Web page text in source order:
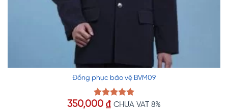
Đồng phục bảo vệ BVM09
Được xếp
350,000 ₫ CHƯA VAT 8%